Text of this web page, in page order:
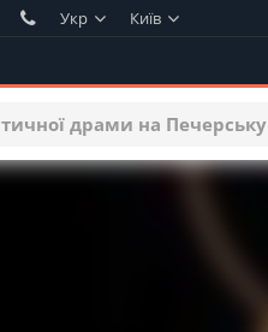
Укр Київ
драми на Печерську